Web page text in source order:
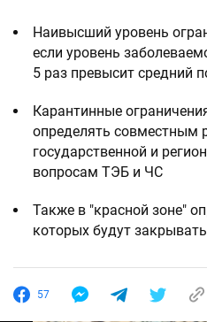
Наивысший уровень
если уровень
5 раз превысит средний
Карантинные
определять совместным
государственной и
вопросам ТЭБ и ЧС
Также в "красной зоне"
которых будут
57